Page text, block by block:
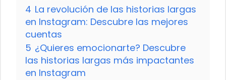
4 La revolución de las historias largas
en Instagram: Descubre las mejores
cuentas
5 ¿Quieres emocionarte? Descubre
las historias largas más impactantes
en Instagram